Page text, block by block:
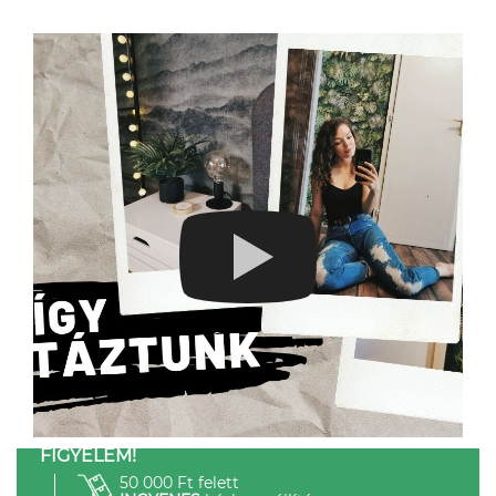
FIGYELEM!
50 000 Ft felett